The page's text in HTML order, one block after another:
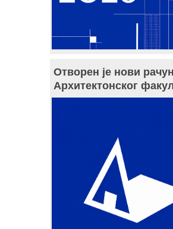
Отворен је нови рачун
Архитектонског